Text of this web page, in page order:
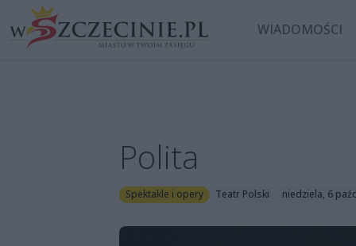
WIADOMOŚCI
Polita
Spektakle i opery Teatr Polski niedziela, 6